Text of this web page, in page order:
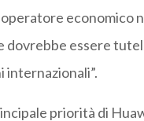
economico
essere
internazionali”.
priorità di